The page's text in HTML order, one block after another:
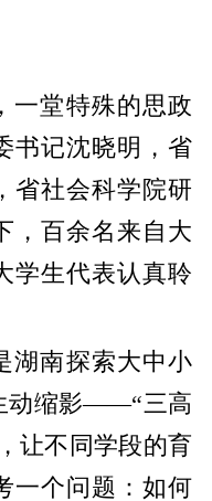
一堂特殊的思政
书记沈晓明，省
省社会科学院研
，百余名来自大
学生代表认真聆
湖南探索大中小
动缩影——“三高
让不同学段的育
一个问题：如何